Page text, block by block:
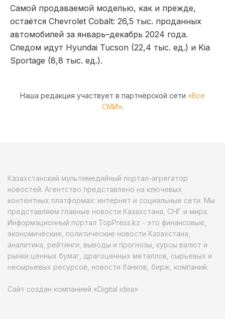
Самой продаваемой моделью, как и прежде,
остаётся Chevrolet Cobalt: 26,5 тыс. проданных
автомобилей за январь–декабрь 2024 года.
Следом идут Hyundai Tucson (22,4 тыс. ед.) и Kia
Sportage (8,8 тыс. ед.).
Наша редакция участвует в партнёрской сети «Все
СМИ».
Казахстанский мультимедийный портал-агрегатор
новостей. Агентство представлено на ключевых
контентных платформах: интернет и социальные сети. Мы
представляем главные новости Казахстана, СНГ и мира.
Информационный портал TopPress.kz - это финансовые,
экономические, политические новости Казахстана,
аналитика, рейтинги, выводы и прогнозы, курсы валют и
рынки ценных бумаг, драгоценных металлов, сырьевых и
несырьевых ресурсов, новости банков, бирж, компаний.
Сайт создан компанией «Digital idea»